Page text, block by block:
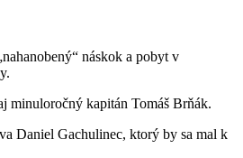
náskok a pobyt v
minuloročný kapitán Tomáš Brňák.
Daniel Gachulinec, ktorý by sa mal k